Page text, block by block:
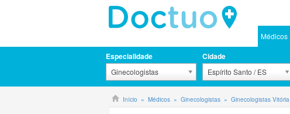
Médicos
Especialidade
Ginecologistas
Cidade
Espírito Santo / ES
Início Médicos Ginecologistas Ginecologistas Vitória